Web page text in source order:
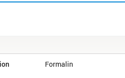
Formalin